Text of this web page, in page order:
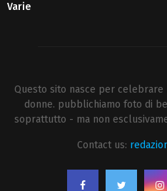
Varie
Questo sito nasce per
donne. pubblichiamo foto di
soprattutto - ma non
Contact us: